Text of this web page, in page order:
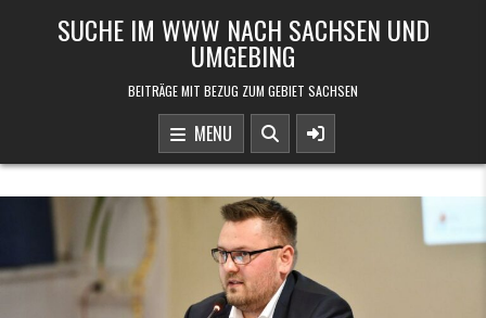
SUCHE IM WWW NACH SACHSEN UND
UMGEBING
BEITRÄGE MIT BEZUG ZUM GEBIET SACHSEN
MENU